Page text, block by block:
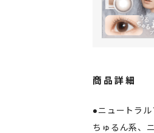
商品詳細
●ニュートラル
ちゅるん系、